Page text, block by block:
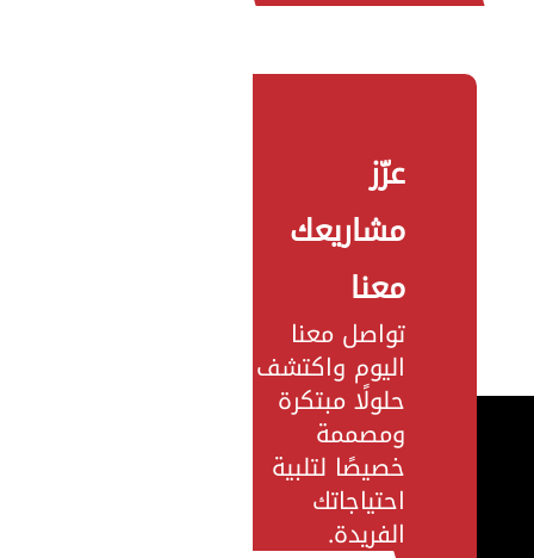
عزّز
مشاريعك
معنا
تواصل معنا
اليوم واكتشف
حلولًا مبتكرة
ومصممة
خصيصًا لتلبية
احتياجاتك
الفريدة.